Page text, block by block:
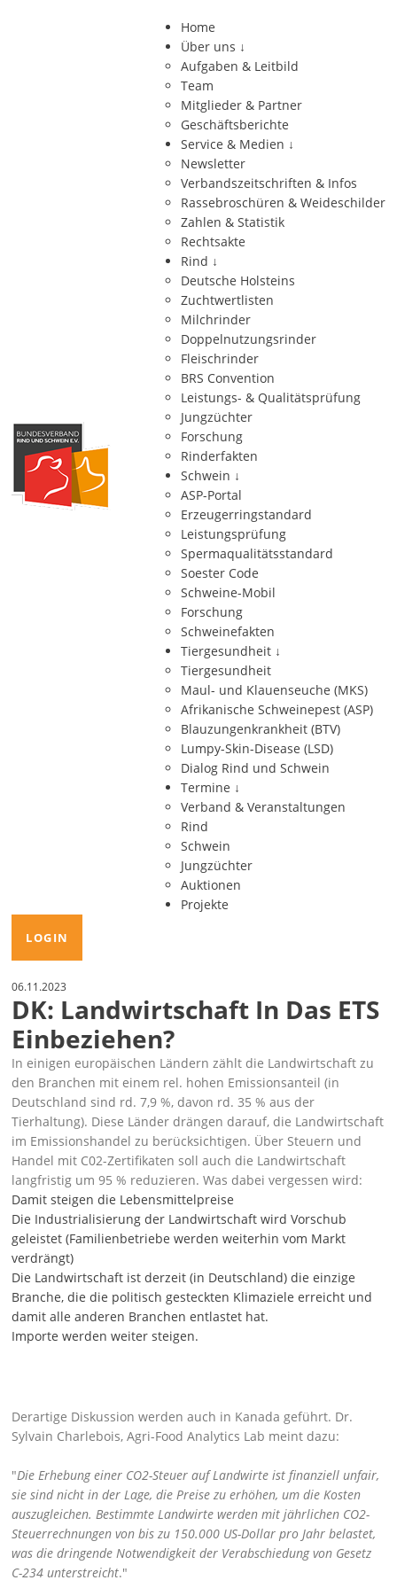
Home
Über uns ↓
Aufgaben & Leitbild
Team
Mitglieder & Partner
Geschäftsberichte
Service & Medien ↓
Newsletter
Verbandszeitschriften & Infos
Rassebroschüren & Weideschilder
Zahlen & Statistik
Rechtsakte
Rind ↓
Deutsche Holsteins
Zuchtwertlisten
Milchrinder
Doppelnutzungsrinder
Fleischrinder
BRS Convention
Leistungs- & Qualitätsprüfung
Jungzüchter
Forschung
Rinderfakten
Schwein ↓
ASP-Portal
Erzeugerringstandard
Leistungsprüfung
Spermaqualitätsstandard
Soester Code
Schweine-Mobil
Forschung
Schweinefakten
Tiergesundheit ↓
Tiergesundheit
Maul- und Klauenseuche (MKS)
Afrikanische Schweinepest (ASP)
Blauzungenkrankheit (BTV)
Lumpy-Skin-Disease (LSD)
Dialog Rind und Schwein
Termine ↓
Verband & Veranstaltungen
Rind
Schwein
Jungzüchter
Auktionen
Projekte
LOGIN
06.11.2023
DK: Landwirtschaft In Das ETS
Einbeziehen?
In einigen europäischen Ländern zählt die Landwirtschaft zu
den Branchen mit einem rel. hohen Emissionsanteil (in
Deutschland sind rd. 7,9 %, davon rd. 35 % aus der
Tierhaltung). Diese Länder drängen darauf, die Landwirtschaft
im Emissionshandel zu berücksichtigen. Über Steuern und
Handel mit C02-Zertifikaten soll auch die Landwirtschaft
langfristig um 95 % reduzieren. Was dabei vergessen wird:
Damit steigen die Lebensmittelpreise
Die Industrialisierung der Landwirtschaft wird Vorschub
geleistet (Familienbetriebe werden weiterhin vom Markt
verdrängt)
Die Landwirtschaft ist derzeit (in Deutschland) die einzige
Branche, die die politisch gesteckten Klimaziele erreicht und
damit alle anderen Branchen entlastet hat.
Importe werden weiter steigen.
Derartige Diskussion werden auch in Kanada geführt. Dr.
Sylvain Charlebois,Agri-Food Analytics Lab meint dazu:
Die Erhebung einer CO2-Steuer auf Landwirte ist finanziell unfair,
sie sind nicht in der Lage, die Preise zu erhöhen, um die Kosten
auszugleichen. Bestimmte Landwirte werden mit jährlichen CO2-
Steuerrechnungen von bis zu 150.000 US-Dollar pro Jahr belastet,
was die dringende Notwendigkeit der Verabschiedung von Gesetz
C-234 unterstreicht.